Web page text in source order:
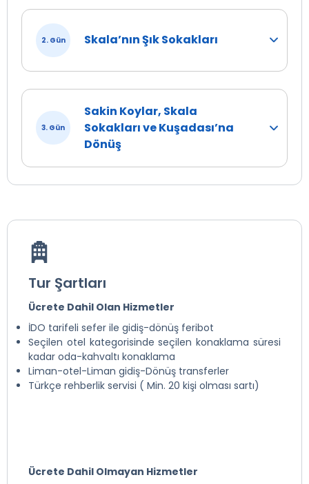
2. Gün Skala’nın Şık Sokakları
3. Gün
Sakin Koylar, Skala
Sokakları ve Kuşadası’na
Dönüş
Tur Şartları
Ücrete Dahil Olan Hizmetler
İDO tarifeli sefer ile gidiş-dönüş feribot
Seçilen otel kategorisinde seçilen konaklama süresi
kadar oda-kahvaltı konaklama
Liman-otel-Liman gidiş-Dönüş transferler
Türkçe rehberlik servisi ( Min. 20 kişi olması sartı)
Ücrete Dahil Olmayan Hizmetler